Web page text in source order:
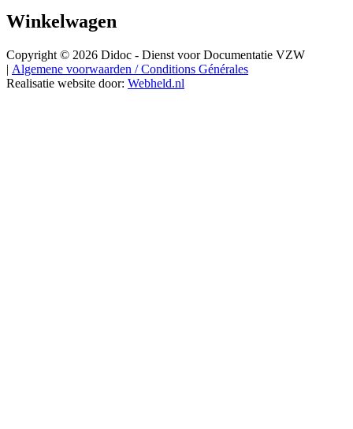
Winkelwagen
Copyright © 2026 Didoc - Dienst voor Documentatie VZW
| Algemene voorwaarden / Conditions Générales
Realisatie website door: Webheld.nl